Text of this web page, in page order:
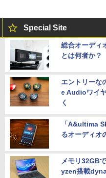
Special Site
総合オーディ
とは何者か？
エントリーな
e Audioワイ
く
「A&ultima
るオーディオ
メモリ32GB
yzen搭載